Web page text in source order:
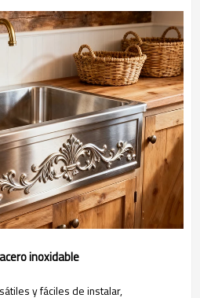
inoxidable
y fáciles de instalar,